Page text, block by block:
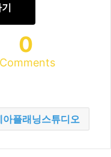
0
Comments
아플래닝스튜디오